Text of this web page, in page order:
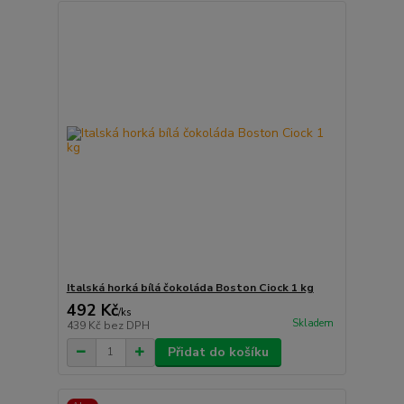
Italská horká bílá čokoláda Boston Ciock 1 kg
492 Kč/ks
439 Kč bez DPH Skladem
Přidat do košíku